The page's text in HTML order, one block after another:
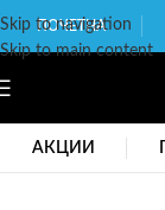
Skip to navigation
Skip to main content
ПОЧЕТНА
АКЦИИ